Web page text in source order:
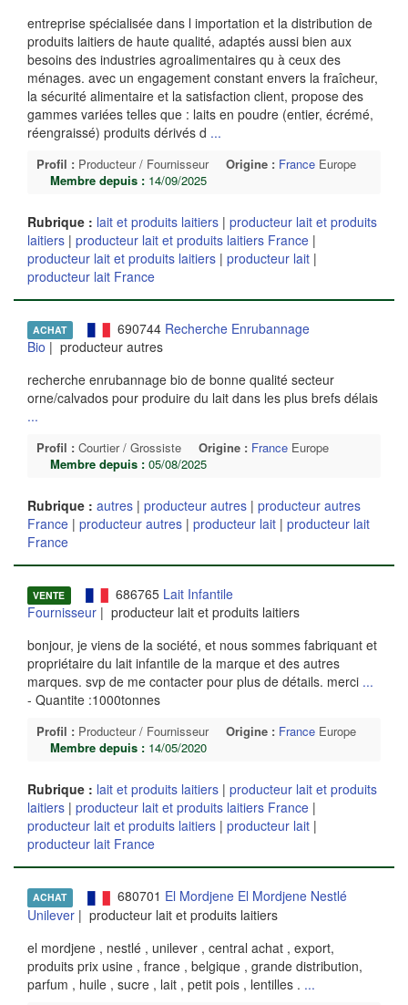
entreprise spécialisée dans l importation et la distribution de
produits laitiers de haute qualité, adaptés aussi bien aux
besoins des industries agroalimentaires qu à ceux des
ménages. avec un engagement constant envers la fraîcheur,
la sécurité alimentaire et la satisfaction client, propose des
gammes variées telles que : laits en poudre (entier, écrémé,
réengraissé) produits dérivés d ...
Profil : Producteur / Fournisseur Origine : France Europe
Membre depuis : 14/09/2025
Rubrique : lait et produits laitiers | producteur lait et produits
laitiers | producteur lait et produits laitiers France |
producteur lait et produits laitiers | producteur lait |
producteur lait France
ACHAT 690744 Recherche Enrubannage
Bio | producteur autres
recherche enrubannage bio de bonne qualité secteur
orne/calvados pour produire du lait dans les plus brefs délais
...
Profil : Courtier / Grossiste Origine : France Europe
Membre depuis : 05/08/2025
Rubrique : autres | producteur autres | producteur autres
France | producteur autres | producteur lait | producteur lait
France
VENTE 686765 Lait Infantile
Fournisseur | producteur lait et produits laitiers
bonjour, je viens de la société, et nous sommes fabriquant et
propriétaire du lait infantile de la marque et des autres
marques. svp de me contacter pour plus de détails. merci ...
- Quantite :1000tonnes
Profil : Producteur / Fournisseur Origine : France Europe
Membre depuis : 14/05/2020
Rubrique : lait et produits laitiers | producteur lait et produits
laitiers | producteur lait et produits laitiers France |
producteur lait et produits laitiers | producteur lait |
producteur lait France
ACHAT 680701 El Mordjene El Mordjene Nestlé
Unilever | producteur lait et produits laitiers
el mordjene , nestlé , unilever , central achat , export,
produits prix usine , france , belgique , grande distribution,
parfum , huile , sucre , lait , petit pois , lentilles . ...